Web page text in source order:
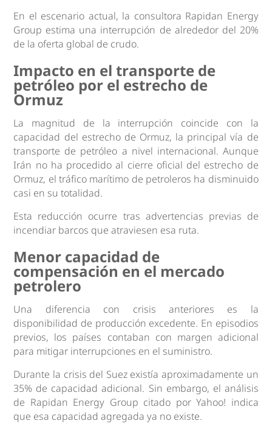
En el escenario actual, la consultora Rapidan Energy
Group estima una interrupción de alrededor del 20%
de la oferta global de crudo.
Impacto en el transporte de
petróleo por el estrecho de
Ormuz
La magnitud de la interrupción coincide con la
capacidad del estrecho de Ormuz, la principal vía de
transporte de petróleo a nivel internacional. Aunque
Irán no ha procedido al cierre oficial del estrecho de
Ormuz, el tráfico marítimo de petroleros ha disminuido
casi en su totalidad.
Esta reducción ocurre tras advertencias previas de
incendiar barcos que atraviesen esa ruta.
Menor capacidad de
compensación en el mercado
petrolero
Una diferencia con crisis anteriores es la
disponibilidad de producción excedente. En episodios
previos, los países contaban con margen adicional
para mitigar interrupciones en el suministro.
Durante la crisis del Suez existía aproximadamente un
35% de capacidad adicional. Sin embargo, el análisis
de Rapidan Energy Group citado por Yahoo! indica
que esa capacidad agregada ya no existe.